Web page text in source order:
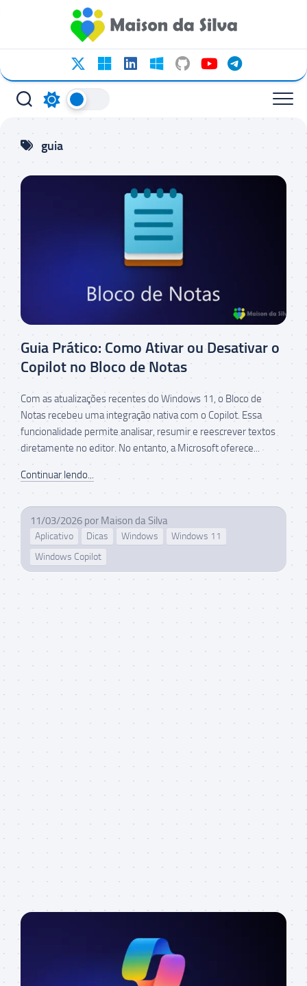
conteúdo
guia
Guia Prático: Como Ativar ou Desativar o
Copilot no Bloco de Notas
Com as atualizações recentes do Windows 11, o Bloco de
Notas recebeu uma integração nativa com o Copilot. Essa
funcionalidade permite analisar, resumir e reescrever textos
diretamente no editor. No entanto, a Microsoft oferece...
Continuar lendo...
11/03/2026 por Maison da Silva
Aplicativo Dicas Windows
Windows 11
Windows Copilot